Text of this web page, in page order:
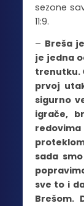
sezone
11:9.
– Breša
je jedna
trenutku.
prvoj
sigurno
igrače,
sada
sve to i
Brešom.